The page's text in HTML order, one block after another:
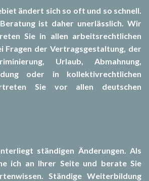
ändert sich so oft und so schnell.
ist daher unerlässlich. Wir
Sie in allen arbeitsrechtlichen
Fragen der Vertragsgestaltung, der
Urlaub, Abmahnung,
oder in kollektivrechtlichen
Sie vor allen deutschen
ständigen Änderungen. Als
ich an Ihrer Seite und berate Sie
Ständige Weiterbildung